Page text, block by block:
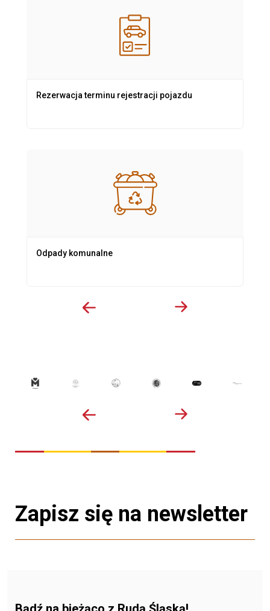
Rezerwacja terminu rejestracji pojazdu
Odpady komunalne
Zapisz się na newsletter